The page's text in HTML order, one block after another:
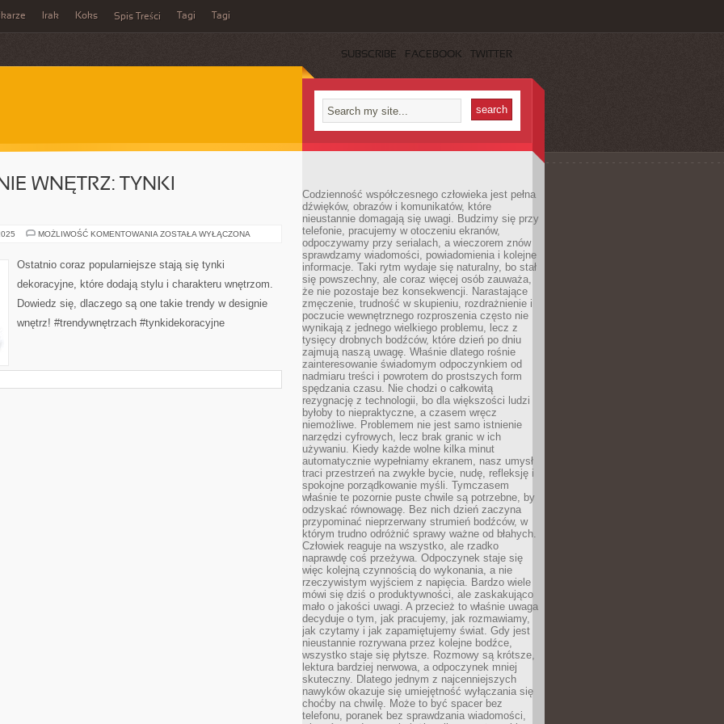
Irak Koks Spis Treści Tagi Tagi
SUBSCRIBE FACEBOOK TWITTER
WNĘTRZ: TYNKI
MOŻLIWOŚĆ KOMENTOWANIA TRENDY
WNĘTRZ:
TYNKI
ZOSTAŁA WYŁĄCZONA
Ostatnio coraz popularniejsze stają się tynki
dekoracyjne, które dodają stylu i charakteru wnętrzom.
Dowiedz się, dlaczego są one takie trendy w designie
wnętrz! #trendywnętrzach #tynkidekoracyjne
Codzienność współczesnego człowieka jest pełna
dźwięków, obrazów i komunikatów, które
nieustannie domagają się uwagi. Budzimy się przy
telefonie, pracujemy w otoczeniu ekranów,
odpoczywamy przy serialach, a wieczorem znów
sprawdzamy wiadomości, powiadomienia i kolejne
informacje. Taki rytm wydaje się naturalny, bo stał
się powszechny, ale coraz więcej osób zauważa,
że nie pozostaje bez konsekwencji. Narastające
zmęczenie, trudność w skupieniu, rozdrażnienie i
poczucie wewnętrznego rozproszenia często nie
wynikają z jednego wielkiego problemu, lecz z
tysięcy drobnych bodźców, które dzień po dniu
zajmują naszą uwagę. Właśnie dlatego rośnie
zainteresowanie świadomym odpoczynkiem od
nadmiaru treści i powrotem do prostszych form
spędzania czasu. Nie chodzi o całkowitą
rezygnację z technologii, bo dla większości ludzi
byłoby to niepraktyczne, a czasem wręcz
niemożliwe. Problemem nie jest samo istnienie
narzędzi cyfrowych, lecz brak granic w ich
używaniu. Kiedy każde wolne kilka minut
automatycznie wypełniamy ekranem, nasz umysł
traci przestrzeń na zwykłe bycie, nudę, refleksję i
spokojne porządkowanie myśli. Tymczasem
właśnie te pozornie puste chwile są potrzebne, by
odzyskać równowagę. Bez nich dzień zaczyna
przypominać nieprzerwany strumień bodźców, w
którym trudno odróżnić sprawy ważne od błahych.
Człowiek reaguje na wszystko, ale rzadko
naprawdę coś przeżywa. Odpoczynek staje się
więc kolejną czynnością do wykonania, a nie
rzeczywistym wyjściem z napięcia. Bardzo wiele
mówi się dziś o produktywności, ale zaskakująco
mało o jakości uwagi. A przecież to właśnie uwaga
decyduje o tym, jak pracujemy, jak rozmawiamy,
jak czytamy i jak zapamiętujemy świat. Gdy jest
nieustannie rozrywana przez kolejne bodźce,
wszystko staje się płytsze. Rozmowy są krótsze,
lektura bardziej nerwowa, a odpoczynek mniej
skuteczny. Dlatego jednym z najcenniejszych
nawyków okazuje się umiejętność wyłączania się
choćby na chwilę. Może to być spacer bez
telefonu, poranek bez sprawdzania wiadomości,